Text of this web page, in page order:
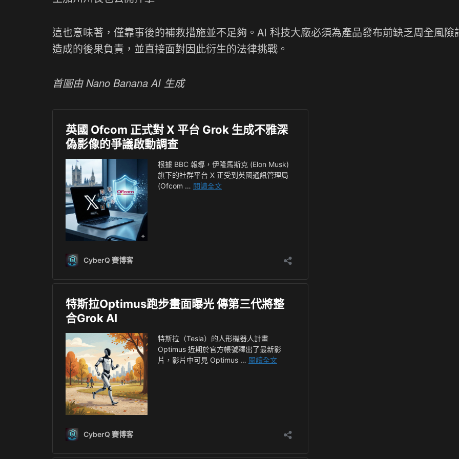
這也意味著，僅靠事後的補救措施並不足夠。AI 科技大廠必須為產品發布前缺乏周全風險
造成的後果負責，並直接面對因此衍生的法律挑戰。
首圖由 Nano Banana AI 生成